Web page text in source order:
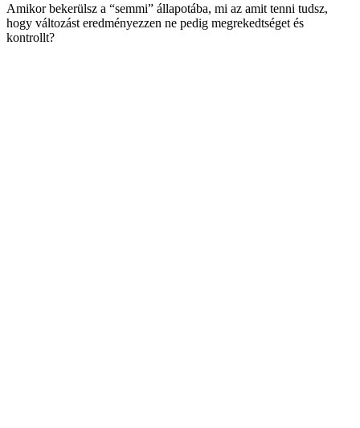
Amikor bekerülsz a “semmi” állapotába, mi az amit tenni tudsz,
hogy változást eredményezzen ne pedig megrekedtséget és
kontrollt?